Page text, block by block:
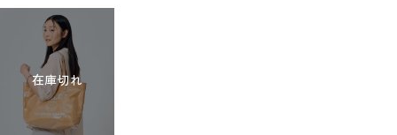
在庫切れ